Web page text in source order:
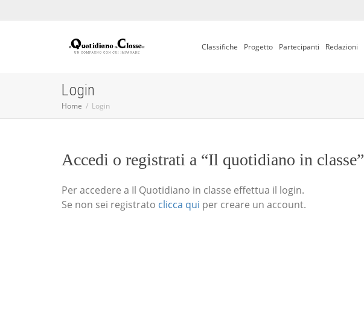
Classifiche Progetto Partecipanti Redazioni
Login
Home Login
Accedi o registrati a “Il quotidiano in classe”
Per accedere a Il Quotidiano in classe effettua il login.
Se non sei registrato clicca qui per creare un account.